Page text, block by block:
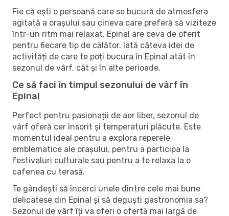
Fie că ești o persoană care se bucură de atmosfera
agitată a orașului sau cineva care preferă să viziteze
într-un ritm mai relaxat, Epinal are ceva de oferit
pentru fiecare tip de călător. Iată câteva idei de
activități de care te poți bucura în Epinal atât în ​​
sezonul de vârf, cât și în alte perioade.
Ce să faci în timpul sezonului de vârf în
Epinal
Perfect pentru pasionații de aer liber, sezonul de
vârf oferă cer însorit și temperaturi plăcute. Este
momentul ideal pentru a explora reperele
emblematice ale orașului, pentru a participa la
festivaluri culturale sau pentru a te relaxa la o
cafenea cu terasă.
Te gândești să încerci unele dintre cele mai bune
delicatese din Epinal și să deguști gastronomia sa?
Sezonul de vârf îți va oferi o ofertă mai largă de